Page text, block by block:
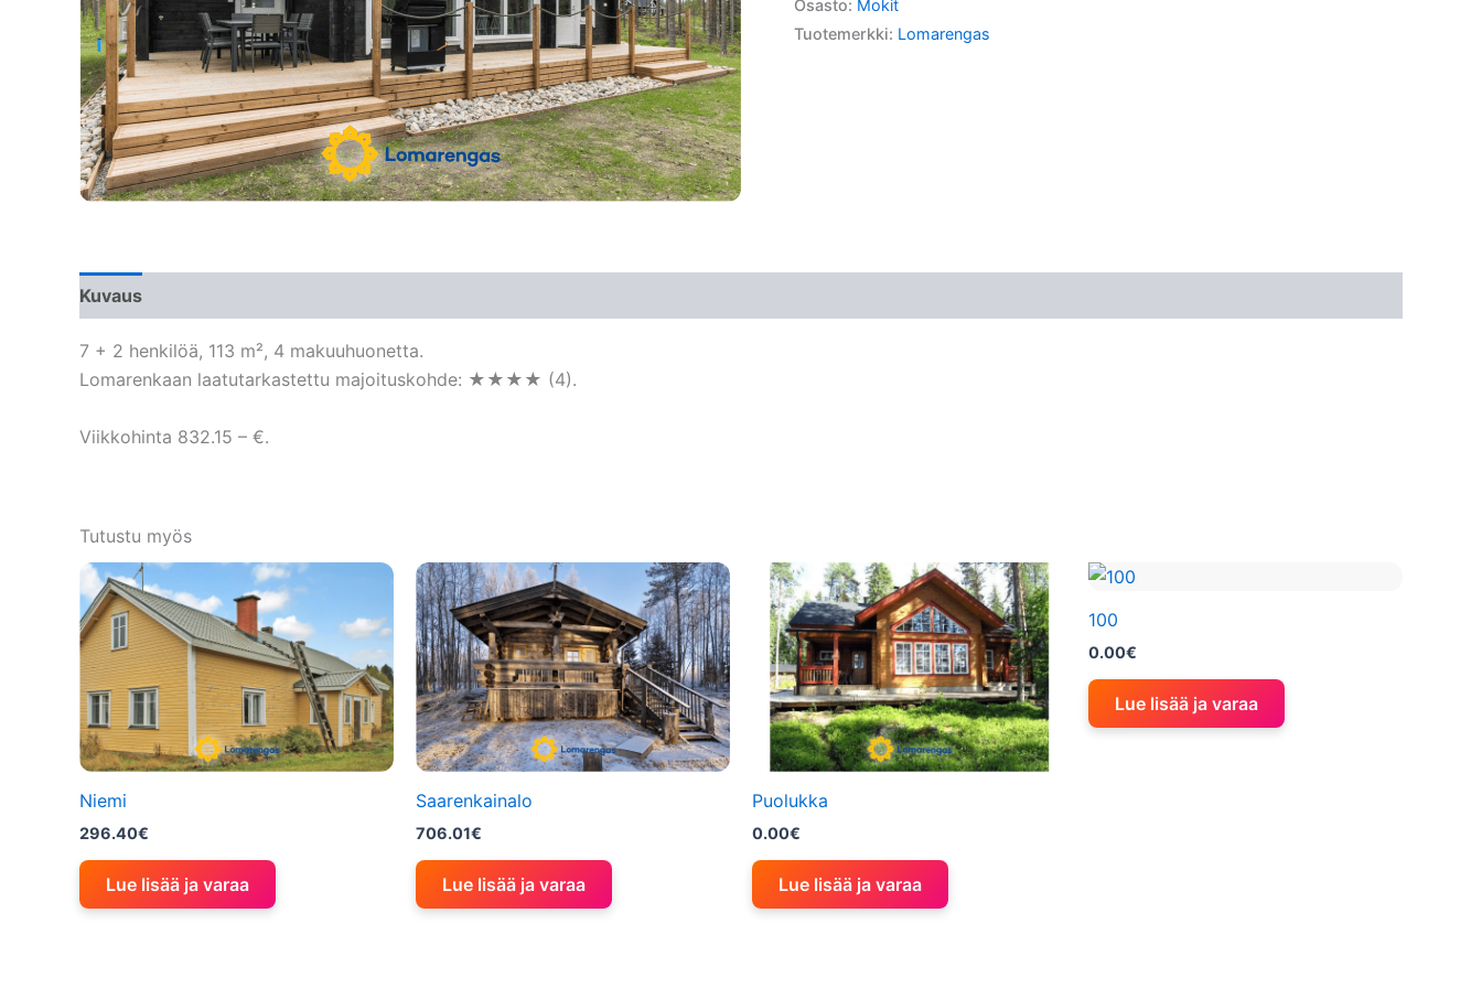
Osasto: Mokit
Tuotemerkki: Lomarengas
Kuvaus
7 + 2 henkilöä, 113 m², 4 makuuhuonetta.
Lomarenkaan laatutarkastettu majoituskohde: ★★★★ (4).
Viikkohinta 832.15 – €.
Tutustu myös
Niemi
296.40€
Lue lisää ja varaa
Saarenkainalo
706.01€
Lue lisää ja varaa
Puolukka
0.00€
Lue lisää ja varaa
100
0.00€
Lue lisää ja varaa